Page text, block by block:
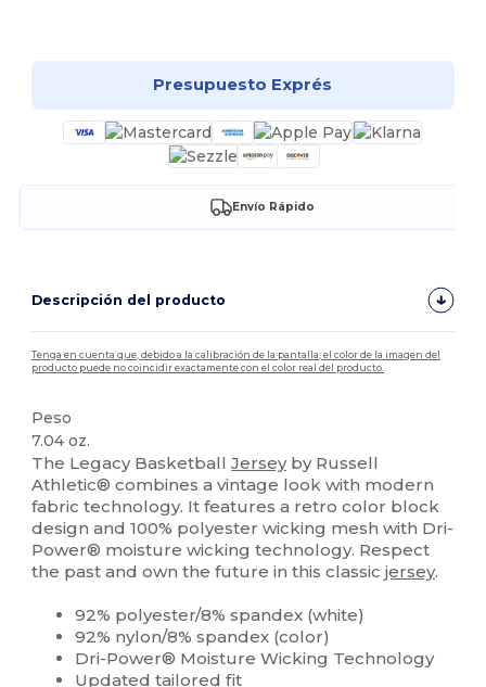
Presupuesto Exprés
Envío Rápido
Descripción del producto
Tenga en cuenta que, debido a la calibración de la pantalla, el color de la imagen del
producto puede no coincidir exactamente con el color real del producto.
Peso
7.04 oz.
The Legacy BasketballJerseyby Russell
Athletic® combines a vintage look with modern
fabric technology. It features a retro color block
design and 100% polyester wicking mesh with Dri-
Power® moisture wicking technology. Respect
the past and own the future in this classicjersey.
92% polyester/8% spandex (white)
92% nylon/8% spandex (color)
Dri-Power® Moisture Wicking Technology
Updated tailored fit